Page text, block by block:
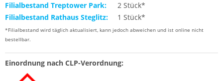
Filialbestand Treptower Park:
2 Stück*
Filialbestand Rathaus Steglitz:
1 Stück*
*Filialbestand wird täglich aktualisiert, kann jedoch abweichen und ist online nicht
bestellbar.
Einordnung nach CLP-Verordnung: